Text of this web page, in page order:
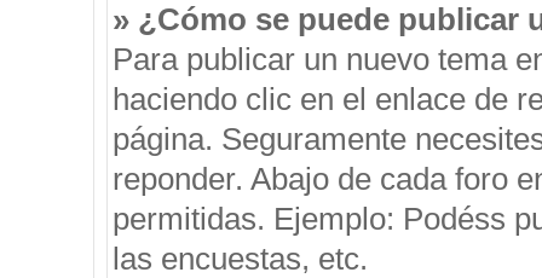
» ¿Cómo se puede publicar
Para publicar un nuevo tema
haciendo clic en el enlace de
página. Seguramente
reponder. Abajo de cada foro
permitidas. Ejemplo: Podéss
las encuestas, etc.